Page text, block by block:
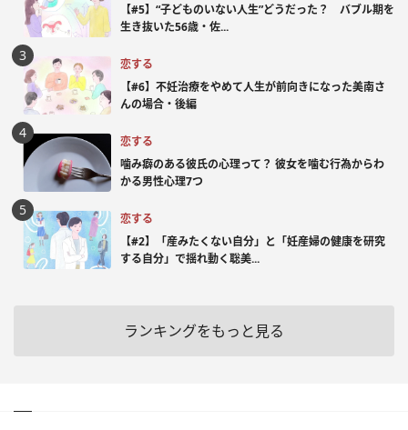
【#5】“子どものいない人生”どうだった？ バブル期を
生き抜いた56歳・佐...
恋する
【#6】不妊治療をやめて人生が前向きになった美南さ
んの場合・後編
恋する
噛み癖のある彼氏の心理って？ 彼女を噛む行為からわ
かる男性心理7つ
恋する
【#2】「産みたくない自分」と「妊産婦の健康を研究
する自分」で揺れ動く聡美...
ランキングをもっと見る